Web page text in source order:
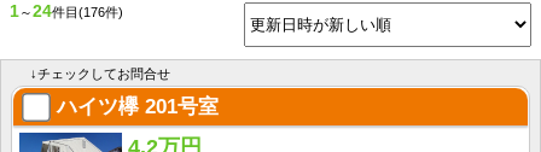
1～24件目 (176件)
↓チェックしてお問合せ
ハイツ欅201号室